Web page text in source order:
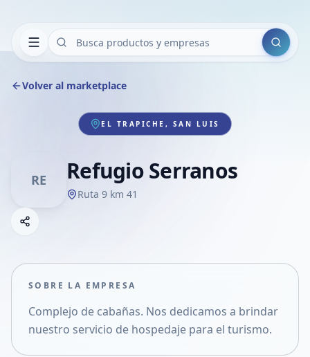
Buscar
Volver al marketplace
EL TRAPICHE, SAN LUIS
RE Refugio Serranos
Ruta 9 km 41
Compartir empresa
Compartir en X
SOBRE LA EMPRESA
Complejo de cabañas. Nos dedicamos a brindar
nuestro servicio de hospedaje para el turismo.